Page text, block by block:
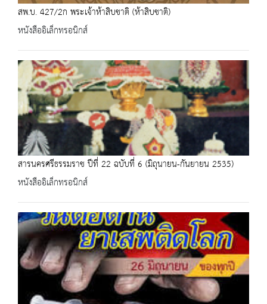
สพ.บ. 427/2ก พระเจ้าห้าสิบชาติ (ห้าสิบชาติ)
หนังสืออิเล็กทรอนิกส์
สารนครศรีธรรมราช ปีที่ 22 ฉบับที่ 6 (มิถุนายน-กันยายน 2535)
หนังสืออิเล็กทรอนิกส์